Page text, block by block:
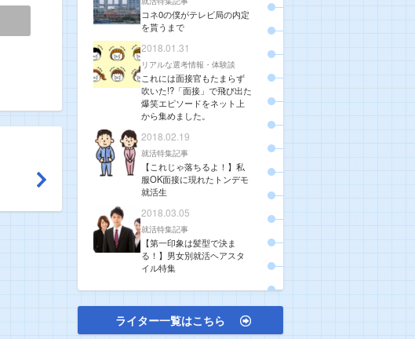
コネ0の僕がテレビ局の内定
を貰うまで
2018.01.31
リアルな選考情報・体験談
これには面接官もたまらず
吹いた!?「面接」で飛び出た
爆笑エピソードをネット上
から集めました。
2018.02.19
就活特集記事
【これじゃ落ちるよ！】私
服OK面接に現れたトンデモ
就活生
2018.03.05
就活特集記事
【第一印象は髪型で決ま
る！】男女別就活ヘアスタ
イル特集
ライター一覧はこちら